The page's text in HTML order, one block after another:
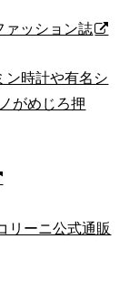
ァッション誌
ン時計や有名シ
がめじろ押
リーニ公式通販